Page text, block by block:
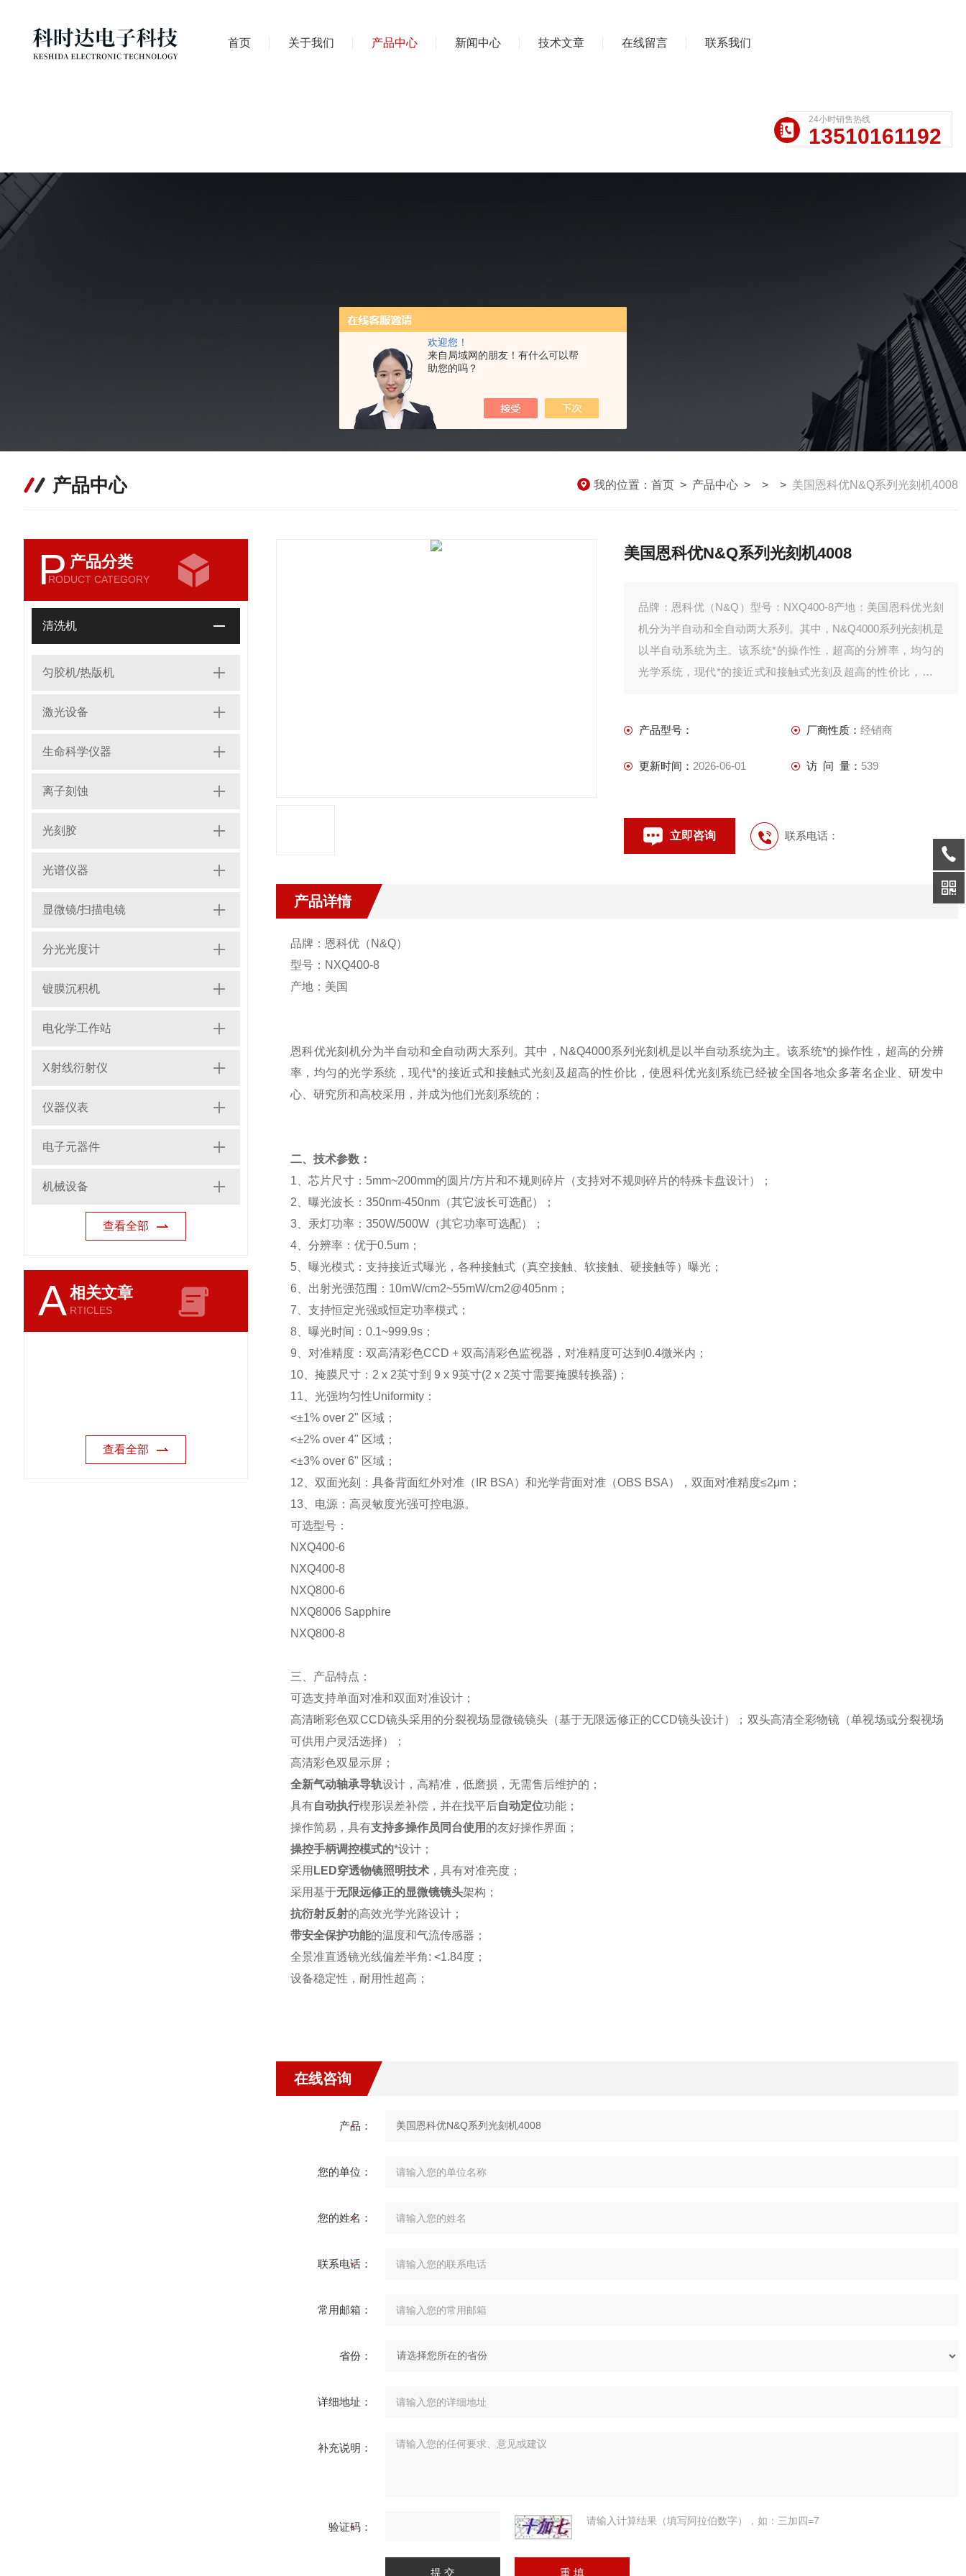
欢迎您！
来自局域网的朋友！有什么可以帮
助您的吗？
首页 关于我们 产品中心 新闻中心 技术文章 在线留言 联系我们
24小时销售热线
13510161192
产品中心 我的位置： 首页 > 产品中心 > > > 美国恩科优N&Q系列光刻机4008
P 产品分类
RODUCT CATEGORY
清洗机
匀胶机/热版机
激光设备
生命科学仪器
离子刻蚀
光刻胶
光谱仪器
显微镜/扫描电镜
分光光度计
镀膜沉积机
电化学工作站
X射线衍射仪
仪器仪表
电子元器件
机械设备
查看全部
A相关文章
RTICLES
查看全部
美国恩科优N&Q系列光刻机4008
品牌：恩科优（N&Q）型号：NXQ400-8产地：美国恩科优光刻
机分为半自动和全自动两大系列。其中，N&Q4000系列光刻机是
以半自动系统为主。该系统*的操作性，超高的分辨率，均匀的
光学系统，现代*的接近式和接触式光刻及超高的性价比，使恩
产品型号：
厂商性质： 经销商
更新时间： 2026-06-01 访 问 量： 539
立即咨询 联系电话：
产品详情
品牌：恩科优（ N&Q）
型号： NXQ400-8
产地：美国
恩科优光刻机分为半自动和全自动两大系列。其中， N&Q4000系列光刻机是以半自动系统为主。该系统*的操作性，超高的分辨
率，均匀的光学系统，现代*的接近式和接触式光刻及超高的性价比，使恩科优光刻系统已经被全国各地众多著名企业、研发中
心、研究所和高校采用，并成为他们光刻系统的；
二、技术参数：
1 、芯片尺寸： 5mm~200mm的圆片/方片和不规则碎片（支持对不规则碎片的特殊卡盘设计）；
2 、曝光波长： 350nm-450nm （其它波长可选配）；
3 、汞灯功率： 350W/500W （其它功率可选配）；
4 、分辨率：优于0.5um ；
5 、曝光模式：支持接近式曝光，各种接触式（真空接触、软接触、硬接触等）曝光；
6 、出射光强范围： 10mW/cm2~55mW/cm2@405nm ；
7 、支持恒定光强或恒定功率模式；
8 、曝光时间： 0.1~999.9s ；
9 、对准精度：双高清彩色CCD + 双高清彩色监视器，对准精度可达到 0.4微米内；
10 、掩膜尺寸： 2 x 2英寸到 9 x 9英寸(2 x 2英寸需要掩膜转换器) ；
11 、光强均匀性Uniformity ：
<±1% over 2" 区域；
<±2% over 4" 区域；
<±3% over 6" 区域；
12 、双面光刻：具备背面红外对准（ IR BSA）和光学背面对准（OBS BSA），双面对准精度≤2μm ；
13 、电源：高灵敏度光强可控电源。
可选型号：
NXQ400-6
NXQ400-8
NXQ800-6
NXQ8006 Sapphire
NXQ800-8
三、产品特点：
可选支持单面对准和双面对准设计；
高清晰彩色双CCD镜头采用的分裂视场显微镜镜头（基于无限远修正的CCD镜头设计）；双头高清全彩物镜（单视场或分裂视场
可供用户灵活选择）；
高清彩色双显示屏；
全新气动轴承导轨设计，高精准，低磨损，无需售后维护的；
具有自动执行楔形误差补偿，并在找平后自动定位功能；
操作简易，具有支持多操作员同台使用 的友好操作界面；
操控手柄调控模式的*设计；
采用 LED穿透物镜照明技术 ，具有对准亮度；
采用基于无限远修正的显微镜镜头架构；
抗衍射反射的高效光学光路设计；
带安全保护功能的温度和气流传感器；
全景准直透镜光线偏差半角: <1.84度；
设备稳定性，耐用性超高；
在线咨询
产品：
您的单位：
您的姓名：
联系电话：
常用邮箱：
省份：
详细地址：
补充说明：
验证码： 请输入计算结果（填写阿拉伯数字），如：三加四=7